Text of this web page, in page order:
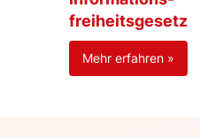
freiheitsgesetz
Mehr erfahren »